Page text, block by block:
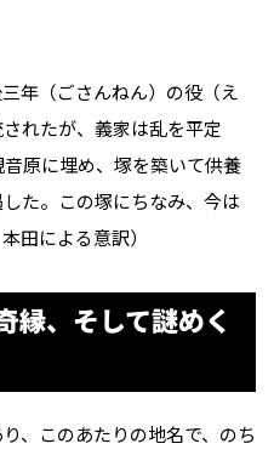
年（ごさんねん）の役（え
れたが、義家は乱を平定
原に埋め、塚を築いて供養
た。この塚にちなみ、今は
田による意訳）
縁、そして謎めく
、このあたりの地名で、のち